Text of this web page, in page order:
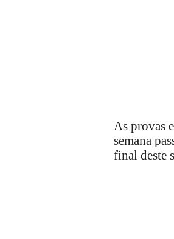
As provas
semana
final deste